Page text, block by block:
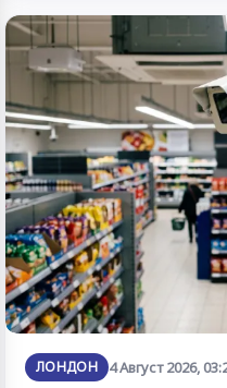
ЛОНДОН 4 Август 2026,